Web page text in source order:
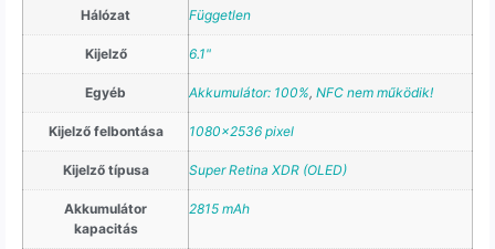
Hálózat Független
Kijelző 6.1"
Egyéb Akkumulátor: 100%, NFC nem működik!
Kijelző felbontása 1080×2536 pixel
Kijelző típusa Super Retina XDR (OLED)
Akkumulátor
kapacitás
2815 mAh